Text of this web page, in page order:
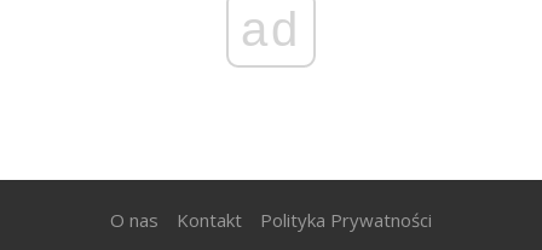
ad
O nas Kontakt Polityka Prywatności